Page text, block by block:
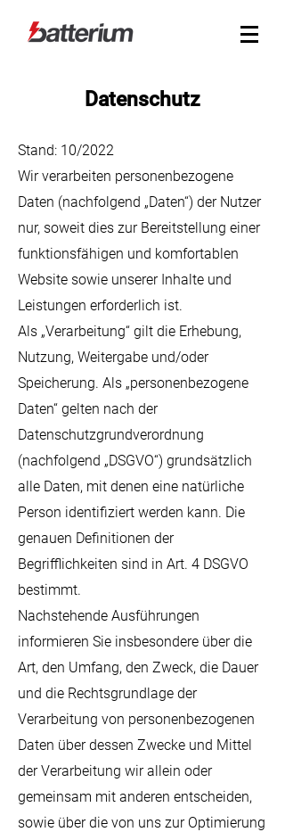
Datenschutz
Stand: 10/2022
Wir verarbeiten personenbezogene
Daten (nachfolgend „Daten“) der Nutzer
nur, soweit dies zur Bereitstellung einer
funktionsfähigen und komfortablen
Website sowie unserer Inhalte und
Leistungen erforderlich ist.
Als „Verarbeitung“ gilt die Erhebung,
Nutzung, Weitergabe und/oder
Speicherung. Als „personenbezogene
Daten“ gelten nach der
Datenschutzgrundverordnung
(nachfolgend „DSGVO“) grundsätzlich
alle Daten, mit denen eine natürliche
Person identifiziert werden kann. Die
genauen Definitionen der
Begrifflichkeiten sind in Art. 4 DSGVO
bestimmt.
Nachstehende Ausführungen
informieren Sie insbesondere über die
Art, den Umfang, den Zweck, die Dauer
und die Rechtsgrundlage der
Verarbeitung von personenbezogenen
Daten über dessen Zwecke und Mittel
der Verarbeitung wir allein oder
gemeinsam mit anderen entscheiden,
sowie über die von uns zur Optimierung